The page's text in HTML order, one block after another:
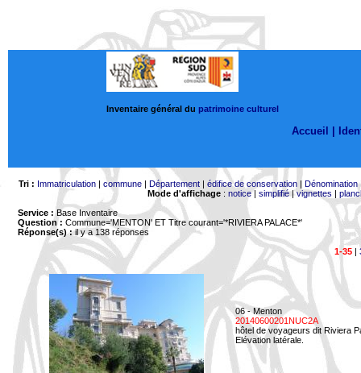
Inventaire général du patrimoine culturel
Accueil |
Tri : Immatriculation| commune| Département| édifice de conservation| Dénomination
Mode d'affichage: notice| simplifié|vignettes |
Service : Base Inventaire
Question : Commune='MENTON' ET Titre courant='*RIVIERA PALACE*'
Réponse(s) :il y a 138 réponses
1-35|
06 - Menton
20140600201NUC2A
hôtel de voyageurs dit Riviera
Elévation latérale.